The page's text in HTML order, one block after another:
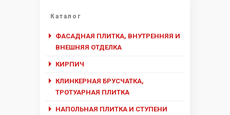
Каталог
ФАСАДНАЯ ПЛИТКА, ВНУТРЕННЯЯ И
ВНЕШНЯЯ ОТДЕЛКА
КИРПИЧ
КЛИНКЕРНАЯ БРУСЧАТКА,
ТРОТУАРНАЯ ПЛИТКА
НАПОЛЬНАЯ ПЛИТКА И СТУПЕНИ